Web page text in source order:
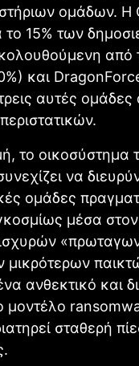
ομάδων. Η
το 15% των
από
και
αυτές ομάδες
το οικοσύστημα
να
ομάδες
μέσα
ανθεκτικό και
μοντέλο
σταθερή